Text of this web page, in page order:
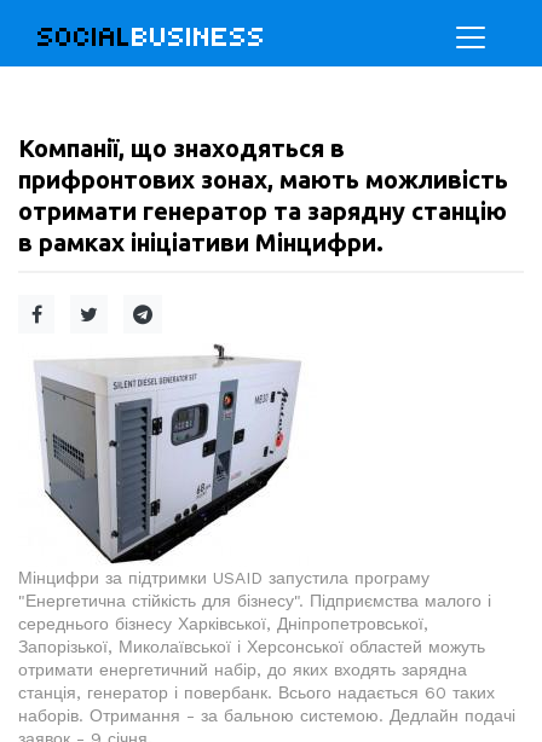
SOCIALBUSINESS
Компанії, що знаходяться в
прифронтових зонах, мають можливість
отримати генератор та зарядну станцію
в рамках ініціативи Мінцифри.
Мінцифри за підтримки USAID запустила програму
"Енергетична стійкість для бізнесу". Підприємства малого і
середнього бізнесу Харківської, Дніпропетровської,
Запорізької, Миколаївської і Херсонської областей можуть
отримати енергетичний набір, до яких входять зарядна
станція, генератор і повербанк. Всього надається 60 таких
наборів. Отримання - за бальною системою. Дедлайн подачі